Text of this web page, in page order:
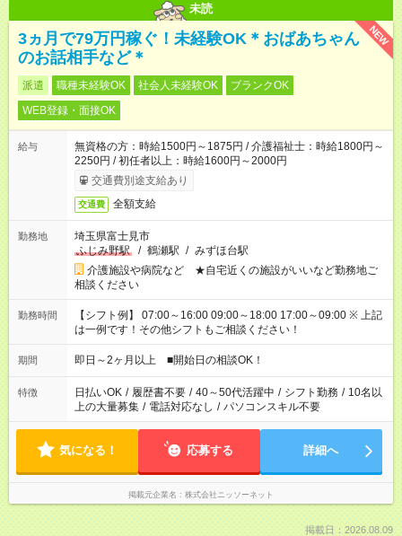
未読
NEW
3ヵ月で79万円稼ぐ！未経験OK＊おばあちゃん
のお話相手など＊
派遣 職種未経験OK 社会人未経験OK
ブランクOK
WEB登録・面接OK
給与
無資格の方：時給1500円～1875円 / 介護福祉士：時給1800円～
2250円 / 初任者以上：時給1600円～2000円
交通費別途支給あり
交通費 全額支給
勤務地
埼玉県富士見市
ふじみ野駅
/ 鶴瀬駅 / みずほ台駅
介護施設や病院など ★自宅近くの施設がいいなど勤務地ご
相談ください
勤務時間
【シフト例】 07:00～16:00 09:00～18:00 17:00～09:00 ※ 上記
は一例です！その他シフトもご相談ください！
期間 即日～2ヶ月以上 ■開始日の相談OK！
特徴 日払いOK / 履歴書不要 / 40～50代活躍中 / シフト勤務 / 10名以
上の大量募集 / 電話対応なし / パソコンスキル不要
気になる！ 応募する 詳細へ
掲載元企業名 株式会社ニッソーネット
掲載日：2026.08.09